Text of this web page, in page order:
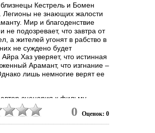
Кестрель и Бомен
не знающих жалости
Мир и благоденствие
не подозревает, что завтра от
а жителей угонят в рабство в
не суждено будет
Хаз уверяет, что истинная
Арамант, что изгнание –
лишь немногие верят ее
сценария к фильму
в свет трилогии «Огненный
из ведущих детских
вами – вторая книга
0 Оценок: 0